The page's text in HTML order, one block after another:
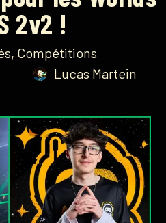
2v2 !
, Compétitions
Lucas Martein